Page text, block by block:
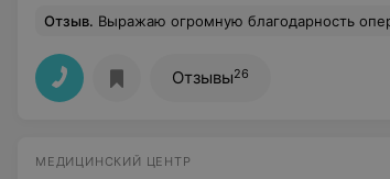
Отзыв. Выражаю огромную благодарность оперативной бригаде:врачу акушеру-генекологу:Валентине павловне,мед.сестре Марина Владимеровна.санитарке Наталья Дмитриевна,врач
Отзывы26
МЕДИЦИНСКИЙ ЦЕНТР